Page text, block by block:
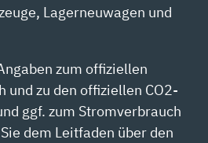
Lagerneuwagen und
zum offiziellen
und zu den offiziellen CO2-
ggf. zum Stromverbrauch
dem Leitfaden über den